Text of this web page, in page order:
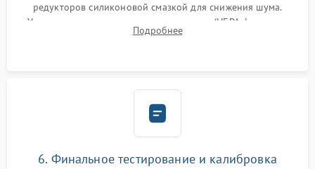
редукторов силиконовой смазкой для снижения шума.
Установка новых расходных материалов (HEPA-фильтров,
микрофибры, щеток). Надежная фиксация разъемов и
Подробнее
6. Финальное тестирование и калибровка